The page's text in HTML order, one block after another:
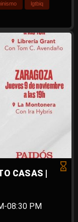
lgtbiq
CASAS |
08:30 PM